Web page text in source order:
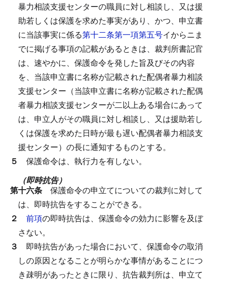
暴力相談支援センターの職員に対し相談し、又は援
助若しくは保護を求めた事実があり、かつ、申立書
に当該事実に係る第十二条第一項第五号イからニま
でに掲げる事項の記載があるときは、裁判所書記官
は、速やかに、保護命令を発した旨及びその内容
を、当該申立書に名称が記載された配偶者暴力相談
支援センター（当該申立書に名称が記載された配偶
者暴力相談支援センターが二以上ある場合にあって
は、申立人がその職員に対し相談し、又は援助若し
くは保護を求めた日時が最も遅い配偶者暴力相談支
援センター）の長に通知するものとする。
５ 保護命令は、執行力を有しない。
（即時抗告）
第十六条 保護命令の申立てについての裁判に対して
は、即時抗告をすることができる。
２ 前項の即時抗告は、保護命令の効力に影響を及ぼ
さない。
３ 即時抗告があった場合において、保護命令の取消
しの原因となることが明らかな事情があることにつ
き疎明があったときに限り、抗告裁判所は、申立て